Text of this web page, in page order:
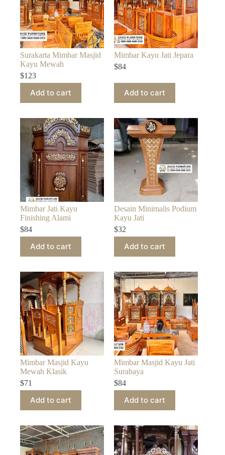
Surakarta Mimbar Masjid
Kayu Mewah
$123
Add to cart
Mimbar Kayu Jati Jepara
$84
Add to cart
Mimbar Jati Kayu
Finishing Alami
$84
Add to cart
Desain Minimalis Podium
Kayu Jati
$32
Add to cart
Mimbar Masjid Kayu
Mewah Klasik
$71
Add to cart
Mimbar Masjid Kayu Jati
Surabaya
$84
Add to cart